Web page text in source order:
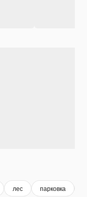
лес парковка